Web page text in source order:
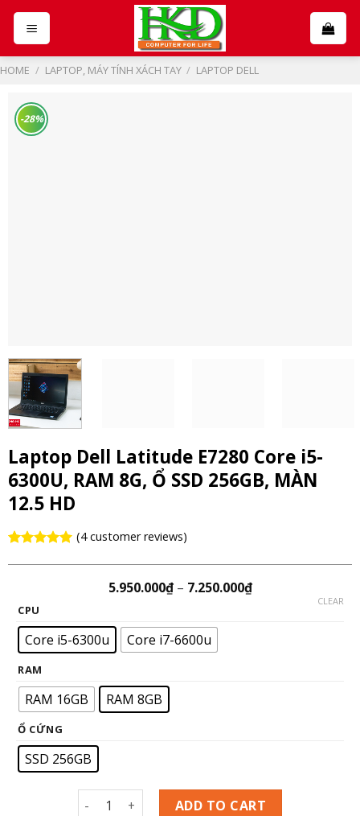
Skip
content
HOME / LAPTOP, MÁY TÍNH XÁCH TAY / LAPTOP DELL
-28%
Laptop Dell Latitude E7280 Core i5-
6300U, RAM 8G, Ổ SSD 256GB, MÀN
12.5 HD
out of 5
ratings
(4customer reviews)
5.950.000₫– 7.250.000₫
CPU
Core i5-6300u Core i7-6600u
RAM
RAM 16GB RAM 8GB
Ổ CỨNG
SSD 256GB
CLEAR
Laptop Dell Latitude E7280 Core i5-6300U, RAM
ADD TO CART